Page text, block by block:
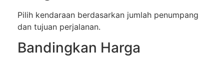
Pilih kendaraan berdasarkan jumlah penumpang
dan tujuan perjalanan.
Bandingkan Harga